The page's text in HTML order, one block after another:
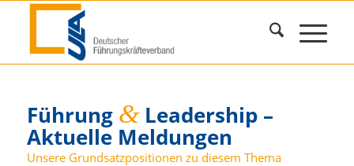
Führung &Leadership –
Aktuelle Meldungen
Unsere Grundsatzpositionen zu diesem Thema